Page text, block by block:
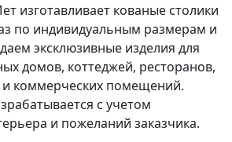
изготавливает кованые столики
по индивидуальным размерам и
эксклюзивные изделия для
домов, коттеджей, ресторанов,
и коммерческих помещений.
с учетом
и пожеланий заказчика.